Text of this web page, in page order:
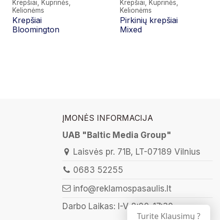
Krepšiai, Kuprinės,
Kelionėms
Krepšiai
Bloomington
Krepšiai, Kuprinės,
Kelionėms
Pirkinių krepšiai
Mixed
ĮMONĖS INFORMACIJA
UAB "Baltic Media Group"
Laisvės pr. 71B, LT-07189 Vilnius
0683 52255
info@reklamospasaulis.lt
Darbo Laikas: I-V 8:00-17:30
Turite Klausimų ?